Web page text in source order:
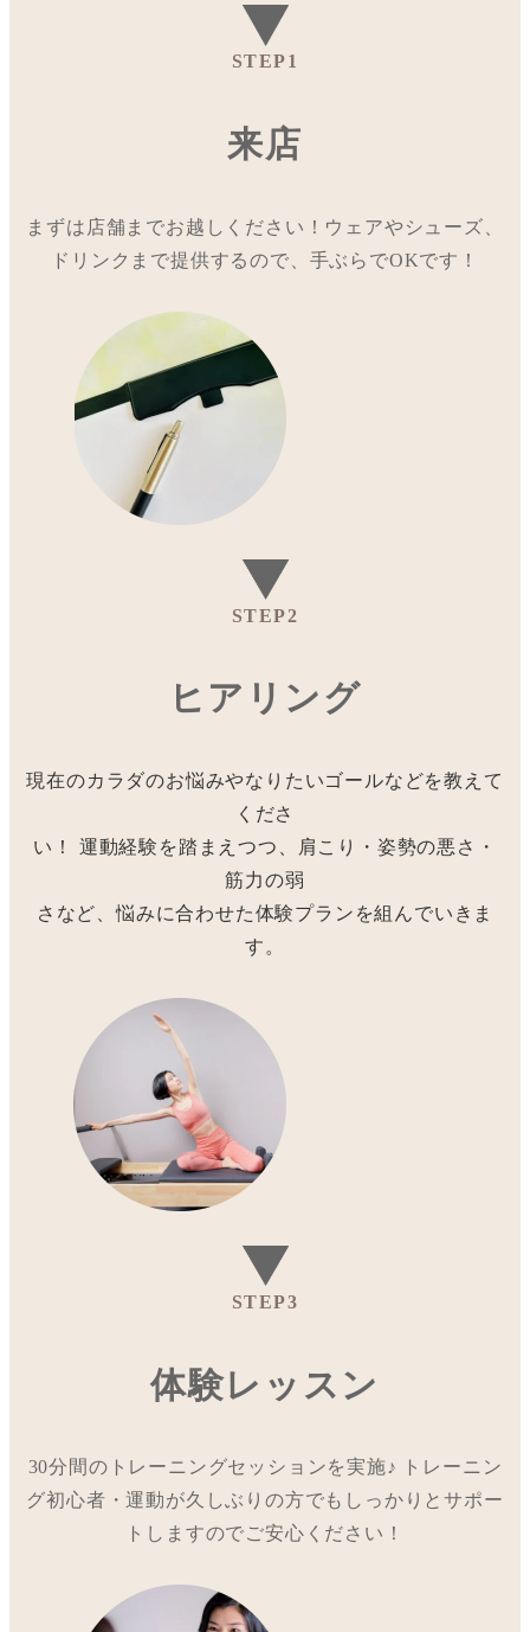
STEP1
来店
まずは店舗までお越しください！ウェアやシューズ、
ドリンクまで提供するので、手ぶらでOKです！
STEP2
ヒアリング
現在のカラダのお悩みやなりたいゴールなどを教えて
くださ
い！ 運動経験を踏まえつつ、肩こり・姿勢の悪さ・
筋力の弱
さなど、悩みに合わせた体験プランを組んでいきま
す。
STEP3
体験レッスン
30分間のトレーニングセッションを実施♪ トレーニン
グ初心者・運動が久しぶりの方でもしっかりとサポー
トしますのでご安心ください！